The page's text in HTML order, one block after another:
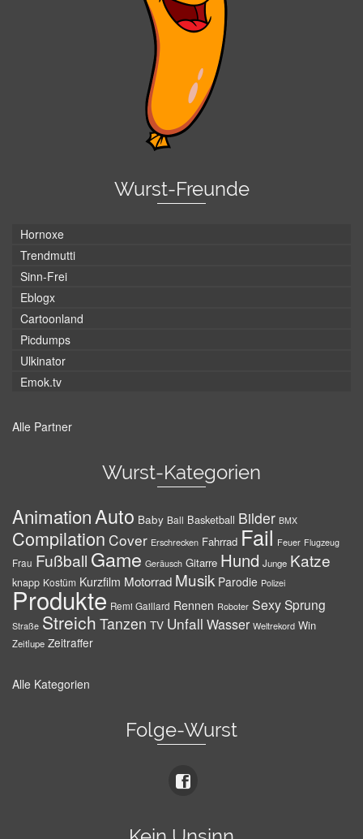
Wurst-Freunde
Hornoxe
Trendmutti
Sinn-Frei
Eblogx
Cartoonland
Picdumps
Ulkinator
Emok.tv
Alle Partner
Wurst-Kategorien
AnimationAuto Baby Ball Basketball Bilder BMX
Compilation Cover Erschrecken Fahrrad Fail Feuer Flugzeug
Frau Fußball Game Geräusch Gitarre Hund Junge Katze
knapp Kostüm Kurzfilm Motorrad Musik Parodie Polizei
Produkte Remi Gaillard Rennen Roboter SexySprung
Straße Streich Tanzen TV Unfall Wasser Weltrekord Win
Zeitlupe Zeitraffer
Alle Kategorien
Folge-Wurst